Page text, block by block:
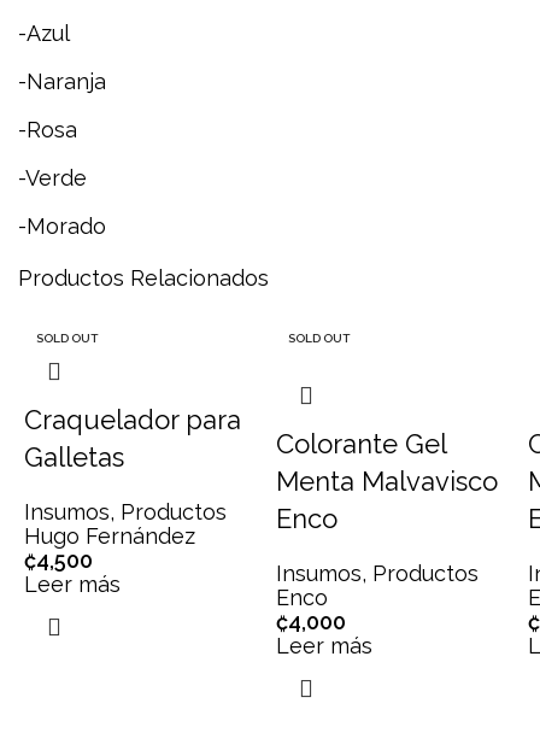
-Azul
-Naranja
-Rosa
-Verde
-Morado
Productos Relacionados
SOLD OUT
Craquelador para
Galletas
Insumos, Productos
Hugo Fernández
₡4,500
Leer más
SOLD OUT
Colorante Gel
Menta Malvavisco
Enco
Insumos, Productos
Enco
₡4,000
Leer más
₡